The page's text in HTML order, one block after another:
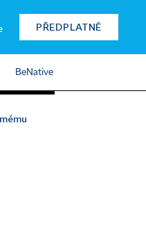
PŘEDPLATNÉ
BeNative